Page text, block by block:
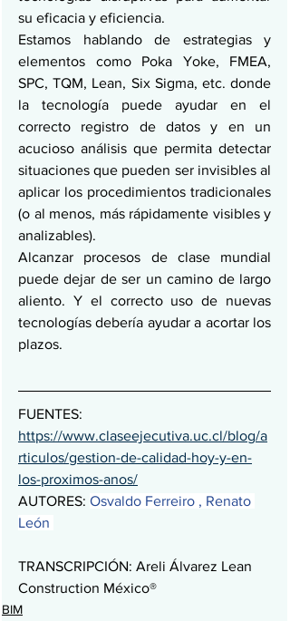
su eficacia y eficiencia.
Estamos hablando de estrategias y
elementos como Poka Yoke, FMEA,
SPC, TQM, Lean, Six Sigma, etc. donde
la tecnología puede ayudar en el
correcto registro de datos y en un
acucioso análisis que permita detectar
situaciones que pueden ser invisibles al
aplicar los procedimientos tradicionales
(o al menos, más rápidamente visibles y
analizables).
Alcanzar procesos de clase mundial
puede dejar de ser un camino de largo
aliento. Y el correcto uso de nuevas
tecnologías debería ayudar a acortar los
plazos.
FUENTES:
https://www.claseejecutiva.uc.cl/blog/a
rticulos/gestion-de-calidad-hoy-y-en-
los-proximos-anos/
AUTORES: Osvaldo Ferreiro , Renato
León
TRANSCRIPCIÓN: Areli Álvarez Lean
Construction México®
BIM